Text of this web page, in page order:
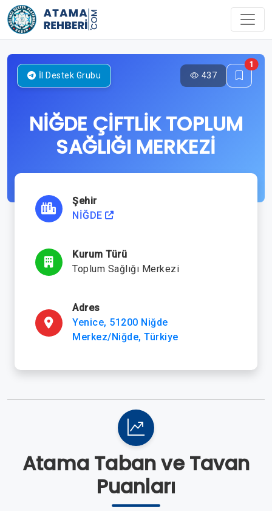
NİĞDE ÇİFTLİK TOPLUM
SAĞLIĞI MERKEZİ
İl Destek Grubu 437
1
Şehir
NİĞDE
Kurum Türü
Toplum Sağlığı Merkezi
Adres
Yenice, 51200 Niğde
Merkez/Niğde, Türkiye
Atama Taban ve Tavan
Puanları